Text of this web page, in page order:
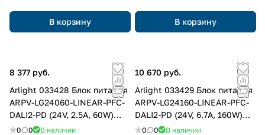
В корзину В корзину
8 377 руб.
Arlight 033428 Блок питания
ARPV-LG24060-LINEAR-PFC-
DALI2-PD (24V, 2.5A, 60W)
(Arlight, IP67 Металл, 5 лет)
0 0 В наличии
10 670 руб.
Arlight 033429 Блок питания
ARPV-LG24160-LINEAR-PFC-
DALI2-PD (24V, 6.7A, 160W)
(Arlight, IP67 Металл, 5 лет)
0 0 В наличии